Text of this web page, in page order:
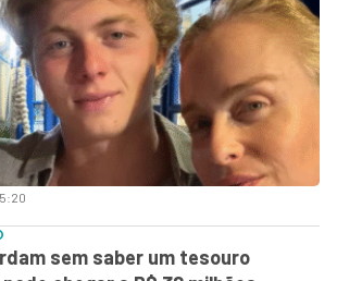
sem saber um tesouro